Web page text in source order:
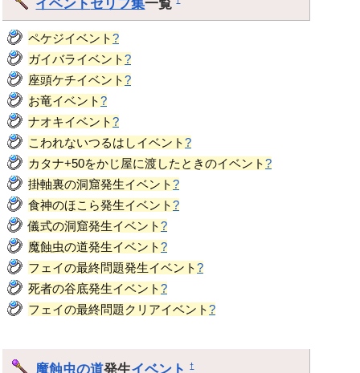
ペケジイベント?
ガイバライベント?
座頭ケチイベント?
お竜イベント?
ナオキイベント?
こわれないつるはしイベント?
カタナ+50をかじ屋に渡したときのイベント?
掛軸裏の洞窟発生イベント?
食神のほこら発生イベント?
儀式の洞窟発生イベント?
魔蝕虫の道発生イベント?
フェイの最終問題発生イベント?
死者の谷底発生イベント?
フェイの最終問題クリアイベント?
魔蝕虫の道発生イベント †